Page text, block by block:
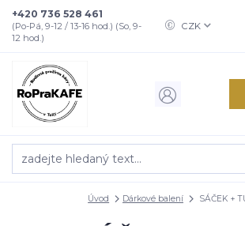
CZK
+420 736 528 461
(Po-Pá, 9-12 / 13-16 hod.) (So, 9-
12 hod.)
Úvod Dárkové balení SÁČEK +